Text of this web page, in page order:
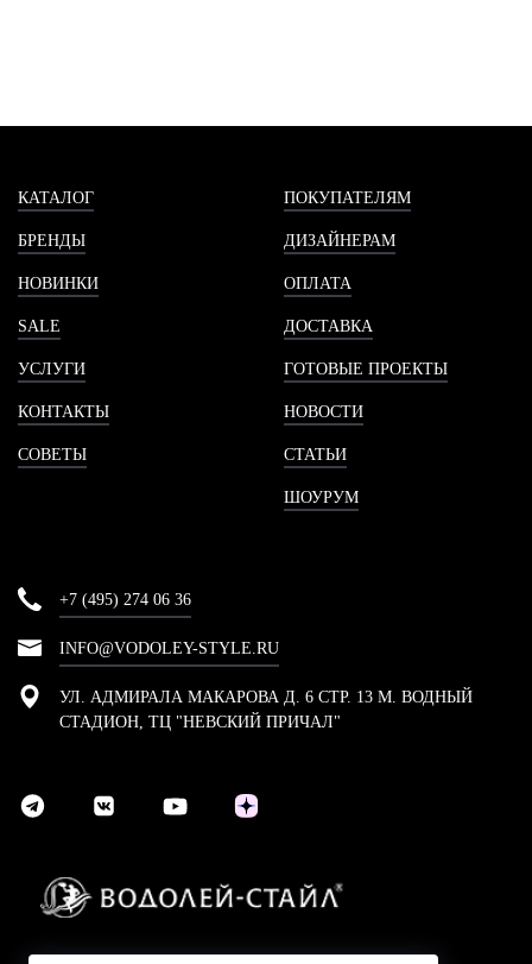
КАТАЛОГ
БРЕНДЫ
НОВИНКИ
SALE
УСЛУГИ
КОНТАКТЫ
СОВЕТЫ
ПОКУПАТЕЛЯМ
ДИЗАЙНЕРАМ
ОПЛАТА
ДОСТАВКА
ГОТОВЫЕ ПРОЕКТЫ
НОВОСТИ
СТАТЬИ
ШОУРУМ
+7 (495) 274 06 36
INFO@VODOLEY-STYLE.RU
УЛ. АДМИРАЛА МАКАРОВА Д. 6 СТР. 13 М. ВОДНЫЙ
СТАДИОН, ТЦ "НЕВСКИЙ ПРИЧАЛ"